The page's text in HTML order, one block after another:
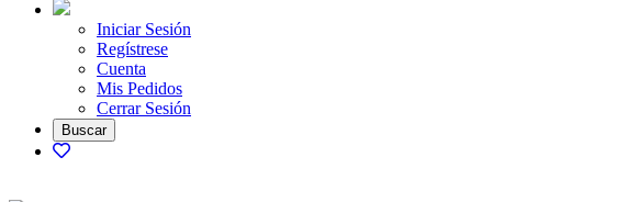
Iniciar Sesión
Regístrese
Cuenta
Mis Pedidos
Cerrar Sesión